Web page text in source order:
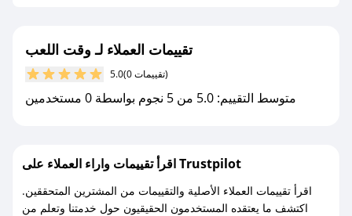
جديد.
مع صحصح، تسوق بذكاء ووفّر على كل مشترياتك مع
كوبونات خصم حصرية من وقت اللعب!
تقييمات العملاء لـ وقت اللعب
5.0 (0 تقييمات)
متوسط التقييم: 5.0 من 5 نجوم بواسطة 0 مستخدمين
اقرأ تقييمات واراء العملاء على Trustpilot
اقرأ تقييمات العملاء الأصلية والتقييمات من المشترين المتحققين.
اكتشف ما يعتقده المستخدمون الحقيقيون حول خدمتنا وتعلم من